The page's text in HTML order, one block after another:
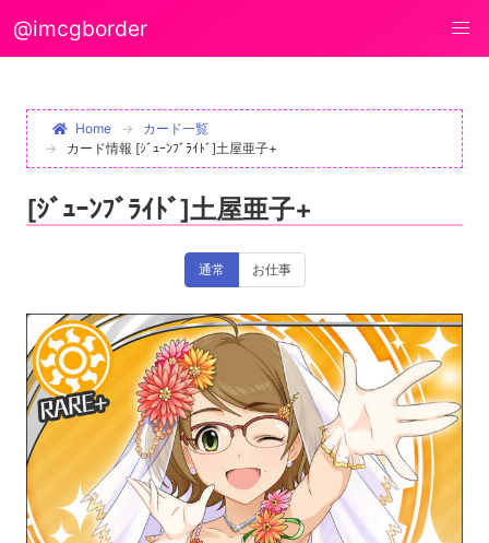
@imcgborder
Home
カード一覧
カード情報 [ｼﾞｭｰﾝﾌﾞﾗｲﾄﾞ]土屋亜子+
[ｼﾞｭｰﾝﾌﾞﾗｲﾄﾞ]土屋亜子+
通常 お仕事